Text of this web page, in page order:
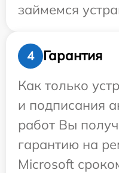
займемся
4
Гарантия
Как только
и подписания
работ Вы
гарантию на
Microsoft